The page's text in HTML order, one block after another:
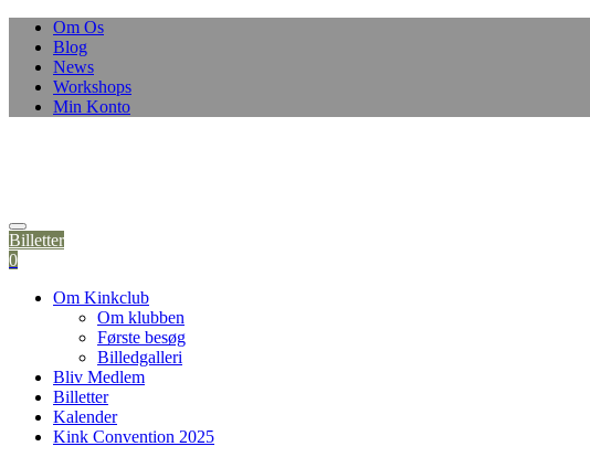
Om Os
Blog
News
Workshops
Min Konto
Billetter
0
Om Kinkclub
Om klubben
Første besøg
Billedgalleri
Bliv Medlem
Billetter
Kalender
Kink Convention 2025